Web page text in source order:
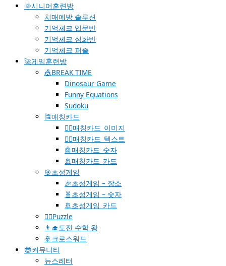
🌞시니어훈련방
치매예방 솔루션
기억체크 입문반
기억체크 심화반
기억체크 퍼즐
🚀게임훈련방
🎪BREAK TIME
Dinosaur Game
Funny Equations
Sudoku
🎏매칭카드
🐱‍🚀매칭카드_이미지
🐱‍👓매칭카드_텍스트
🤖매칭카드_숫자
🚢매칭카드_카드
🎯초성게임
🎉초성게임 – 장소
🧬초성게임 – 숫자
🚢초성게임_카드
🧗‍♀️Puzzle
👨‍🎓도전 수학 왕
🚢크로스워드
😎커뮤니티
뉴스레터